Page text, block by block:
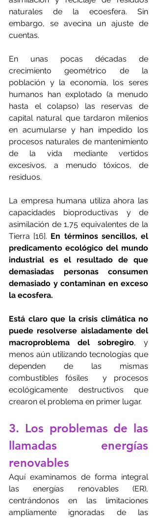
naturales de la ecoesfera. Sin
embargo, se avecina un ajuste de
cuentas.
En unas pocas décadas de
crecimiento geométrico de la
población y la economía, los seres
humanos han explotado (a menudo
hasta el colapso) las reservas de
capital natural que tardaron milenios
en acumularse y han impedido los
procesos naturales de mantenimiento
de la vida mediante vertidos
excesivos, a menudo tóxicos, de
residuos.
La empresa humana utiliza ahora las
capacidades bioproductivas y de
asimilación de 1,75 equivalentes de la
Tierra [16]. En términos sencillos, el
predicamento ecológico del mundo
industrial es el resultado de que
demasiadas personas consumen
demasiado y contaminan en exceso
la ecosfera.
Está claro que la crisis climática no
puede resolverse aisladamente del
macroproblema del sobregiro, y
menos aún utilizando tecnologías que
dependen de las mismas
combustibles fósiles  y procesos
ecológicamente destructivos que
crearon el problema en primer lugar.
3. Los problemas de las
llamadas energías
renovables
Aquí examinamos de forma integral
las energías renovables (ER),
centrándonos en las limitaciones
ampliamente ignoradas de las